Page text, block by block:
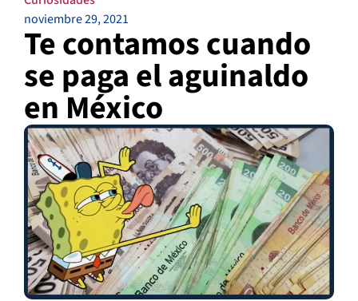
noviembre 29, 2021
Te contamos cuando
se paga el aguinaldo
en México